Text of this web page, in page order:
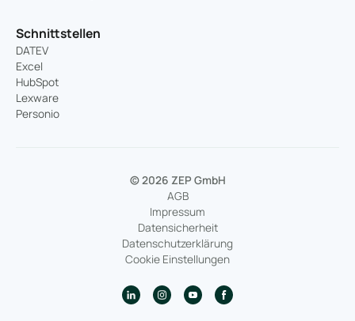
Schnittstellen
DATEV
Excel
HubSpot
Lexware
Personio
© 2026 ZEP GmbH
AGB
Impressum
Datensicherheit
Datenschutzerklärung
Cookie Einstellungen